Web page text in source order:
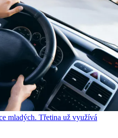
mladých. Třetina už využívá